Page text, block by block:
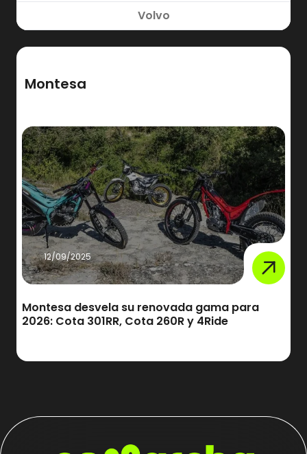
Volvo
Montesa
12/09/2025
Montesa desvela su renovada gama para
2026: Cota 301RR, Cota 260R y 4Ride